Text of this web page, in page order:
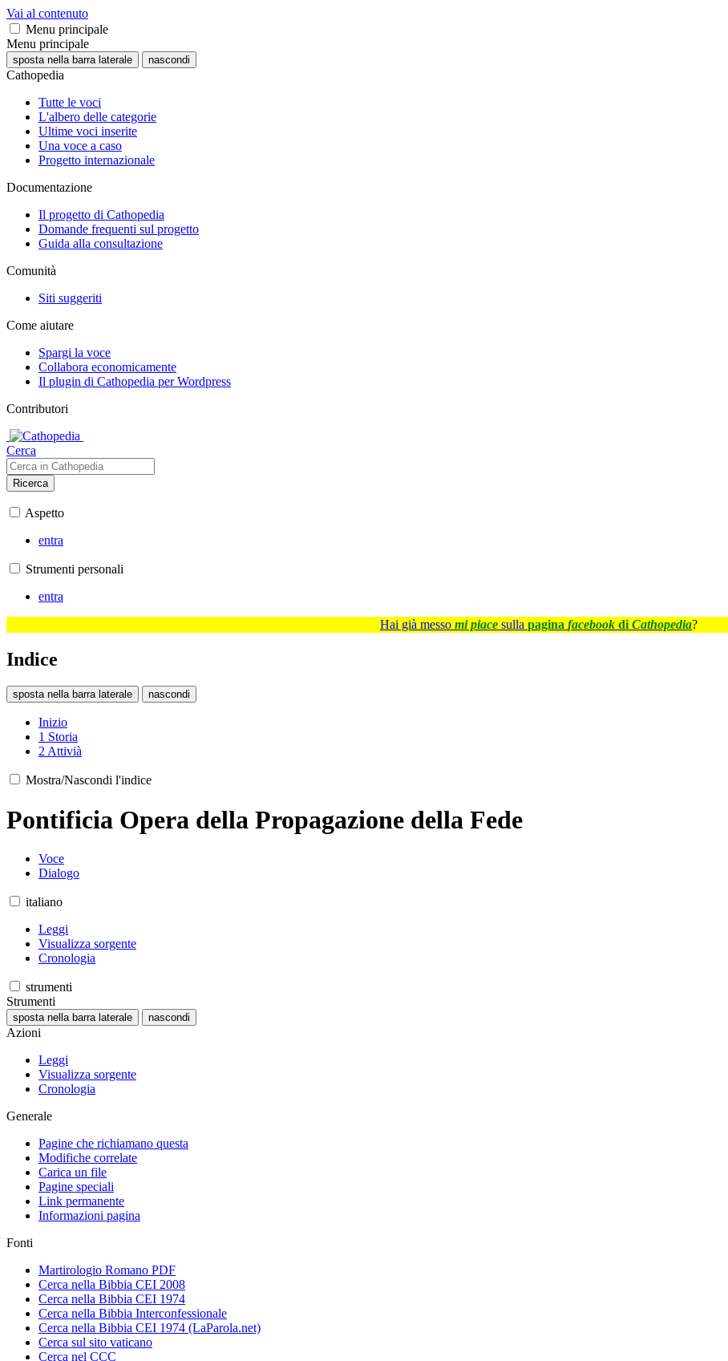
Vai al contenuto
Menu principale
Menu principale
sposta nella barra laterale nascondi
Cathopedia
Tutte le voci
L'albero delle categorie
Ultime voci inserite
Una voce a caso
Progetto internazionale
Documentazione
Il progetto di Cathopedia
Domande frequenti sul progetto
Guida alla consultazione
Comunità
Siti suggeriti
Come aiutare
Spargi la voce
Collabora economicamente
Il plugin di Cathopedia per Wordpress
Contributori
Cerca
Ricerca
Aspetto
entra
Strumenti personali
entra
Hai già messo mi piace sulla pagina facebook di Cathopedia?
Indice
sposta nella barra laterale nascondi
Inizio
1 Storia
2Attivià
Mostra/Nascondi l'indice
Pontificia Opera della Propagazione della Fede
Voce
Dialogo
italiano
Leggi
Visualizza sorgente
Cronologia
strumenti
Strumenti
sposta nella barra laterale nascondi
Azioni
Leggi
Visualizza sorgente
Cronologia
Generale
Pagine che richiamano questa
Modifiche correlate
Carica un file
Pagine speciali
Link permanente
Informazioni pagina
Fonti
Martirologio Romano PDF
Cerca nella Bibbia CEI 2008
Cerca nella Bibbia CEI 1974
Cerca nella Bibbia Interconfessionale
Cerca nella Bibbia CEI 1974 (LaParola.net)
Cerca sul sito vaticano
Cerca nel CCC